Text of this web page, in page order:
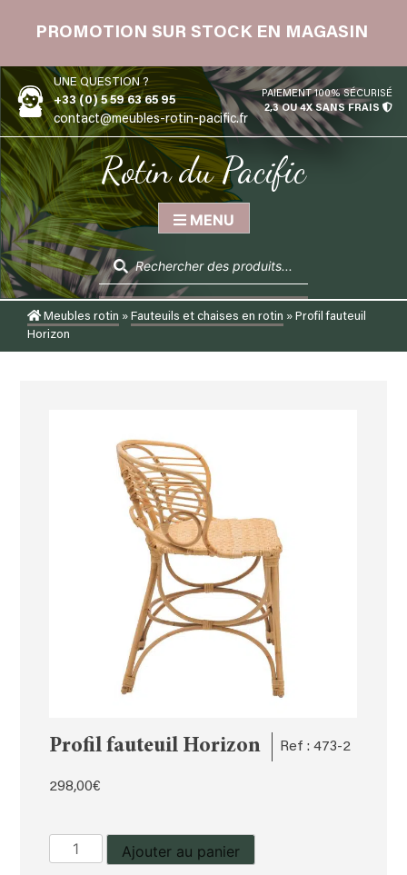
PROMOTION SUR STOCK EN MAGASIN
UNE QUESTION ?
+33 (0) 5 59 63 65 95
contact@meubles-rotin-pacific.fr
PAIEMENT 100% SÉCURISÉ
2,3 OU 4X SANS FRAIS
Rotin du Pacific
MENU
Recherche
de
produits
Meubles rotin » Fauteuils et chaises en rotin » Profil fauteuil
Horizon
Profil fauteuil Horizon Ref : 473-2
298,00€
quantité
de
Ajouter au panier